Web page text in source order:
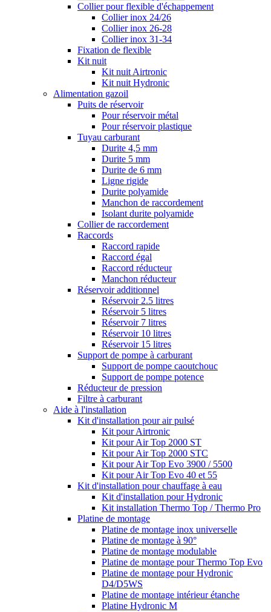
Collier pour flexible d'échappement
Collier inox 24/26
Collier inox 26-28
Collier inox 31-34
Fixation de flexible
Kit nuit
Kit nuit Airtronic
Kit nuit Hydronic
Alimentation gazoil
Puits de réservoir
Pour réservoir métal
Pour réservoir plastique
Tuyau carburant
Durite 4,5 mm
Durite 5 mm
Durite de 6 mm
Ligne rigide
Durite polyamide
Manchon de raccordement
Isolant durite polyamide
Collier de raccordement
Raccords
Raccord rapide
Raccord égal
Raccord réducteur
Manchon réducteur
Réservoir additionnel
Réservoir 2.5 litres
Réservoir 5 litres
Réservoir 7 litres
Réservoir 10 litres
Réservoir 15 litres
Support de pompe à carburant
Support de pompe caoutchouc
Support de pompe potence
Réducteur de pression
Filtre à carburant
Aide à l'installation
Kit d'installation pour air pulsé
Kit pour Airtronic
Kit pour Air Top 2000 ST
Kit pour Air Top 2000 STC
Kit pour Air Top Evo 3900 / 5500
Kit pour Air Top Evo 40 et 55
Kit d'installation pour chauffage à eau
Kit d'installation pour Hydronic
Kit installation Thermo Top / Thermo Pro
Platine de montage
Platine de montage inox universelle
Platine de montage à 90°
Platine de montage modulable
Platine de montage pour Thermo Top Evo
Platine de montage pour Hydronic
D4/D5WS
Platine de montage intérieur étanche
Platine Hydronic M